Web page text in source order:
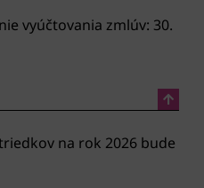
vyúčtovania zmlúv: 30.
na rok 2026 bude